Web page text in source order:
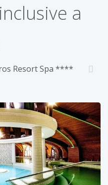
a
Resort Spa ****